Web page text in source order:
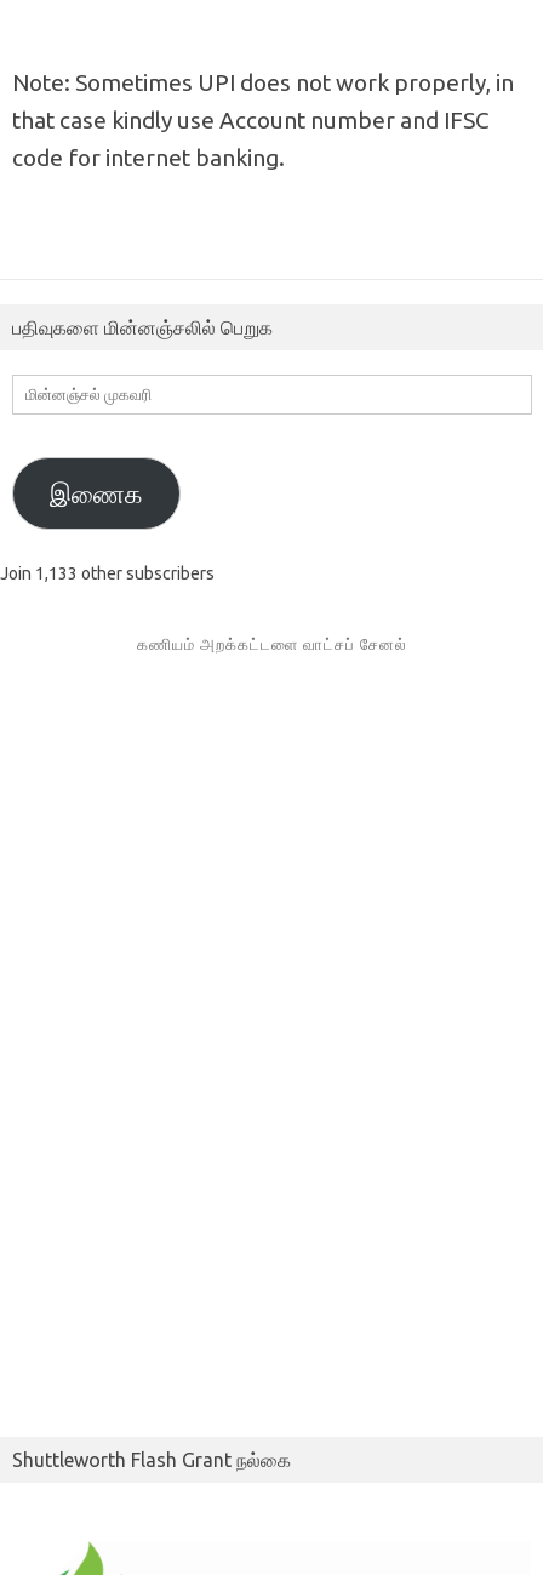
Note: Sometimes UPI does not work properly, in
that case kindly use Account number and IFSC
code for internet banking.
பதிவுகளை மின்னஞ்சலில் பெறுக
மின்னஞ்சல்
முகவரி
இணைக
Join 1,133 other subscribers
கணியம் அறக்கட்டளை வாட்சப் சேனல்
Shuttleworth Flash Grant நல்கை